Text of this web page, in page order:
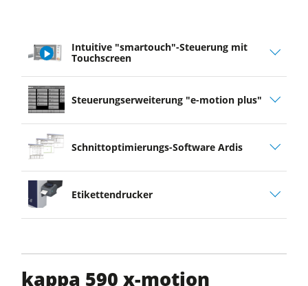
play
video
Intuitive "smartouch"-Steuerung mit
Touchscreen
Steuerungserweiterung "e-motion plus"
Schnittoptimierungs-Software Ardis
Etikettendrucker
kappa 590 x-motion